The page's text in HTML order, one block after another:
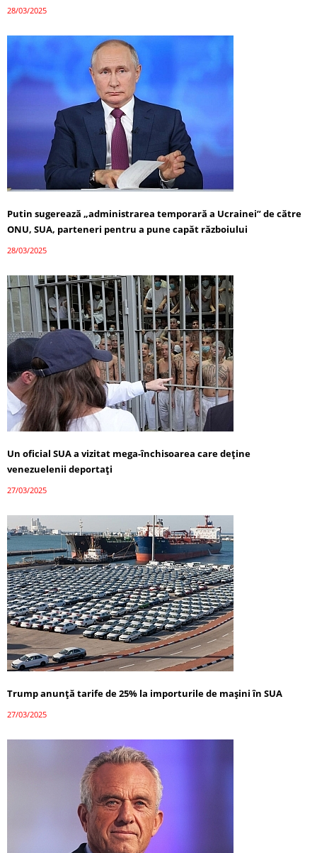
28/03/2025
Putin sugerează „administrarea temporară a Ucrainei” de către
ONU, SUA, parteneri pentru a pune capăt războiului
28/03/2025
Un oficial SUA a vizitat mega-închisoarea care deține
venezuelenii deportați
27/03/2025
Trump anunță tarife de 25% la importurile de mașini în SUA
27/03/2025